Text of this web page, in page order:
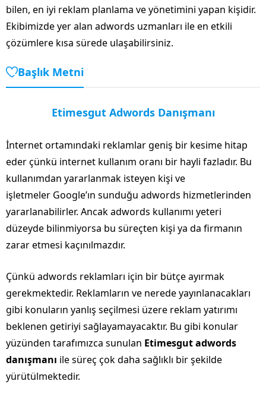
bilen, en iyi reklam planlama ve yönetimini yapan kişidir.
Ekibimizde yer alan adwords uzmanları ile en etkili
çözümlere kısa sürede ulaşabilirsiniz.
Başlık Metni
Etimesgut Adwords Danışmanı
İnternet ortamındaki reklamlar geniş bir kesime hitap
eder çünkü internet kullanım oranı bir hayli fazladır. Bu
kullanımdan yararlanmak isteyen kişi ve
işletmeler Google’ın sunduğu adwords hizmetlerinden
yararlanabilirler. Ancak adwords kullanımı yeteri
düzeyde bilinmiyorsa bu süreçten kişi ya da firmanın
zarar etmesi kaçınılmazdır.
Çünkü adwords reklamları için bir bütçe ayırmak
gerekmektedir. Reklamların ve nerede yayınlanacakları
gibi konuların yanlış seçilmesi üzere reklam yatırımı
beklenen getiriyi sağlayamayacaktır. Bu gibi konular
yüzünden tarafımızca sunulan Etimesgut adwords
danışmanı ile süreç çok daha sağlıklı bir şekilde
yürütülmektedir.